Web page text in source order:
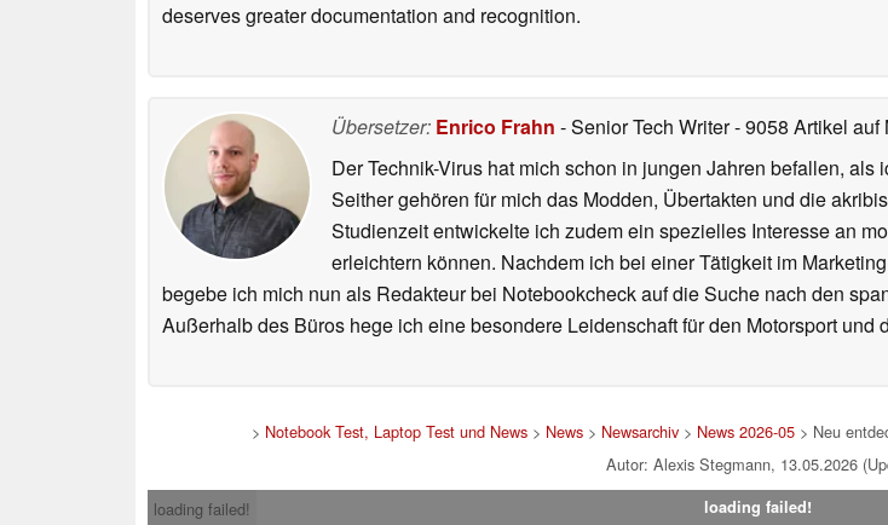
deserves greater documentation and recognition.
Übersetzer: Enrico Frahn - Senior Tech Writer- 9058 Artikel
Der Technik-Virus hat mich schon in jungen Jahren befallen,
Seither gehören für mich das Modden, Übertakten und die
Studienzeit entwickelte ich zudem ein spezielles Interesse an
erleichtern können. Nachdem ich bei einer Tätigkeit im
begebe ich mich nun als Redakteur bei Notebookcheck auf die Suche nach den
Außerhalb des Büros hege ich eine besondere Leidenschaft für den Motorsport und
> Notebook Test, Laptop Test und News > News > Newsarchiv > News 2026-05 > Neu
Autor: Alexis Stegmann, 13.05.2026
loading failed!
loading failed!